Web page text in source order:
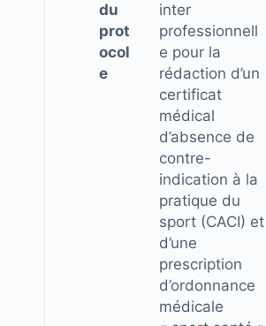
du
prot
ocol
e
inter
professionnell
e pour la
rédaction d’un
certificat
médical
d’absence de
contre-
indication à la
pratique du
sport (CACI) et
d’une
prescription
d’ordonnance
médicale